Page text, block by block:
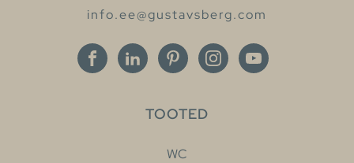
info.ee@gustavsberg.com
TOOTED
WC